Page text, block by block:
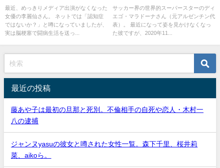
症？画像
最近、めっきりメディア出演がなくなった
女優の李麗仙さん。 ネットでは「認知症
ではないか？」と噂になっていましたが、
実は脳梗塞で闘病生活を送っ...
メッシら追悼
サッカー界の世界的スーパースターのディ
エゴ・マラドーナさん（元アルゼンチン代
表）。 最近になって姿を見かけなくなっ
た彼ですが、2020年11...
最近の投稿
藤あや子は最初の旦那と死別。不倫相手の自死や恋人・木村一
八の逮捕
ジャンヌyasuの彼女と噂された女性一覧。森下千里、桜井莉
菜、aikoら。